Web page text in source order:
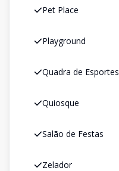
Pet Place
Playground
Quadra de Esportes
Quiosque
Salão de Festas
Zelador